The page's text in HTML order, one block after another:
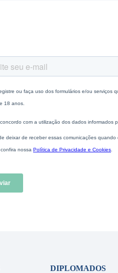
DIPLOMADOS